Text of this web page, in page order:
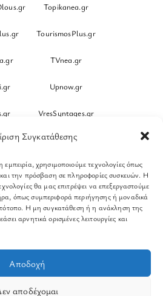
Συγκατάθεσης
χρησιμοποιούμε τεχνολογίες όπως
την πρόσβαση σε πληροφορίες συσκευών. Η
θα μας επιτρέψει να επεξεργαστούμε
όπως συμπεριφορά περιήγησης ή μοναδικά
Η μη συγκατάθεση ή η ανάκληση της
αρνητικά ορισμένες λειτουργίες και
Αποδοχή
αποδέχομαι
Topikanea.gr
TourismosPlus.gr
TVnea.gr
Upnow.gr
VresSyntages.gr
Xristianika.gr
ZoumeKalytera.gr
ZoumeSpiti.gr
(Orama Group Μ.Ι.Κ.Ε.) | Α.Φ.Μ.
ΚΕΦΟΔΕ Αττικής | Γ.Ε.ΜΗ
| Έδρα: Αθήνα, Ελλάδα |